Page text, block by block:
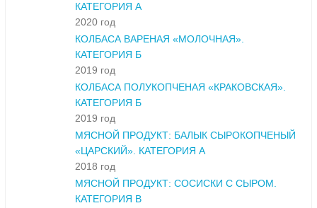
КАТЕГОРИЯ А
2020 год
КОЛБАСА ВАРЕНАЯ «МОЛОЧНАЯ».
КАТЕГОРИЯ Б
2019 год
КОЛБАСА ПОЛУКОПЧЕНАЯ «КРАКОВСКАЯ».
КАТЕГОРИЯ Б
2019 год
МЯСНОЙ ПРОДУКТ: БАЛЫК СЫРОКОПЧЕНЫЙ
«ЦАРСКИЙ». КАТЕГОРИЯ А
2018 год
МЯСНОЙ ПРОДУКТ: СОСИСКИ С СЫРОМ.
КАТЕГОРИЯ В